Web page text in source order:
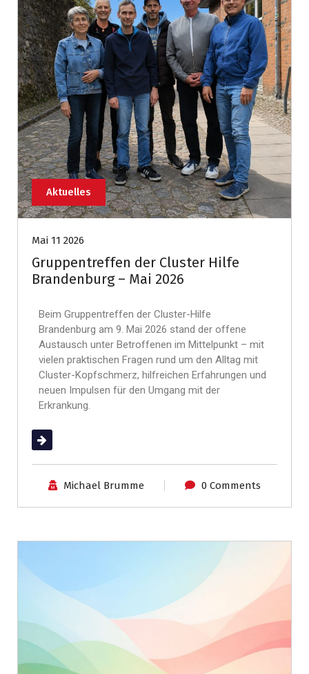
Aktuelles
Mai 11 2026
Gruppentreffen der Cluster Hilfe
Brandenburg – Mai 2026
Beim Gruppentreffen der Cluster-Hilfe
Brandenburg am 9. Mai 2026 stand der offene
Austausch unter Betroffenen im Mittelpunkt – mit
vielen praktischen Fragen rund um den Alltag mit
Cluster-Kopfschmerz, hilfreichen Erfahrungen und
neuen Impulsen für den Umgang mit der
Erkrankung.
(mehr …)
Michael Brumme 0 Comments